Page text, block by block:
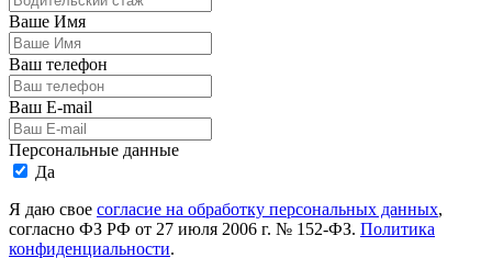
Ваше Имя
Ваш телефон
Ваш E-mail
Персональные данные
Да
Я даю свое согласие на обработку персональных данных,
согласно ФЗ РФ от 27 июля 2006 г. № 152-ФЗ. Политика
конфиденциальности.